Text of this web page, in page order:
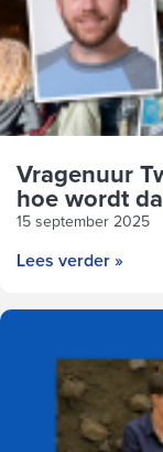
Vragenuur
hoe wordt
15 september 2025
Lees verder »